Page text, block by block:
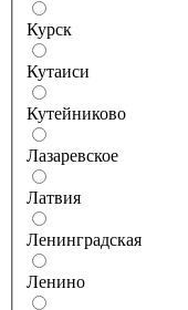
Курск
Кутаиси
Кутейниково
Лазаревское
Латвия
Ленинградская
Ленино